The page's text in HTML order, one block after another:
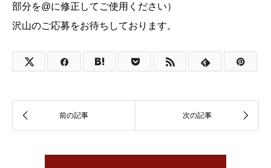
部分を@に修正してご使用ください）
沢山のご応募をお待ちしております。